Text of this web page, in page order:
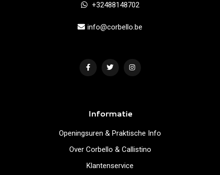
+32488148702
info@corbello.be
Informatie
Openingsuren & Praktische Info
Over Corbello & Callistino
Klantenservice